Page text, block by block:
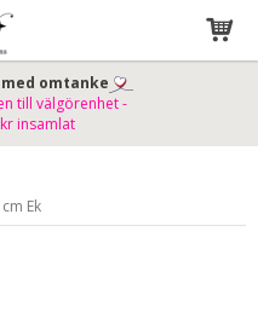
i varukorgen
omtanke
till välgörenhet -
insamlat
Ek